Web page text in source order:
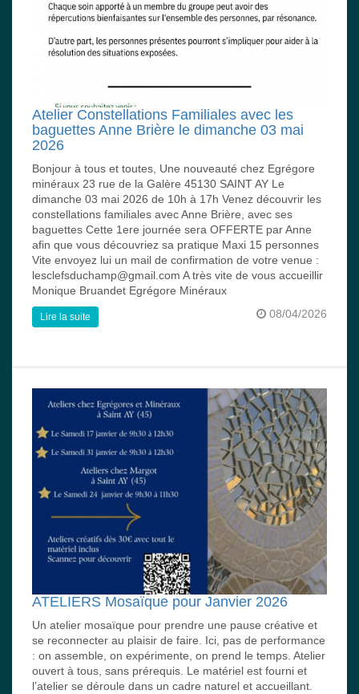
Atelier Constellations Familiales avec les
baguettes Anne Brière le dimanche 03 mai
2026
Bonjour à tous et toutes, Une nouveauté chez Egrégore
minéraux 23 rue de la Galère 45130 SAINT AY Le
dimanche 03 mai 2026 de 10h à 17h Venez découvrir les
constellations familiales avec Anne Brière, avec ses
baguettes Cette 1ere journée sera OFFERTE par Anne
afin que vous découvriez sa pratique Maxi 15 personnes
Vite envoyez lui un mail de confirmation de votre venue :
lesclefsduchamp@gmail.com A très vite de vous accueillir
Monique Bruandet Egrégore Minéraux
08/04/2026
Lire la suite
ATELIERS Mosaïque pour Janvier 2026
Un atelier mosaïque pour prendre une pause créative et
se reconnecter au plaisir de faire. Ici, pas de performance
: on assemble, on expérimente, on prend le temps. Atelier
ouvert à tous, sans prérequis. Le matériel est fourni et
l’atelier se déroule dans un cadre naturel et accueillant.